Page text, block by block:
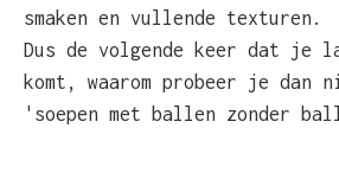
smaken en vullende texturen.
Dus de volgende keer dat je
komt, waarom probeer je dan
'soepen met ballen zonder